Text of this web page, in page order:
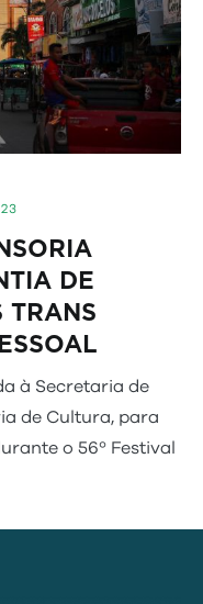
DE
TRANS
à Secretaria de
de Cultura, para
o 56º Festival